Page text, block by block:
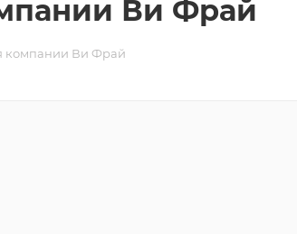
Ви Фрай
компании Ви Фрай